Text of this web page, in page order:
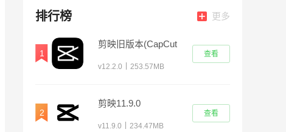
排行榜 更多
1
剪映旧版本(CapCut
v12.2.0 253.57MB
查看
2
剪映11.9.0
v11.9.0 234.47MB
查看